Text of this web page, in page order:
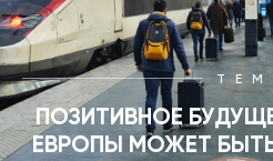
ПОЗИТИВНОЕ
ЕВРОПЫ МОЖЕТ